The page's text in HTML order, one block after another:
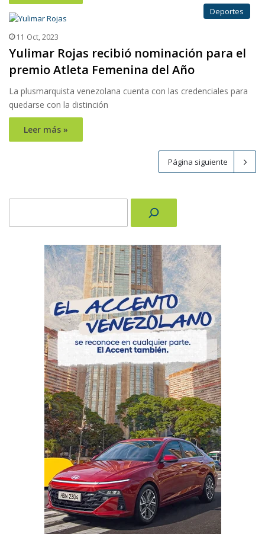
Deportes
11 Oct, 2023
Yulimar Rojas recibió nominación para el
premio Atleta Femenina del Año
La plusmarquista venezolana cuenta con las credenciales para
quedarse con la distinción
Leer más »
Página siguiente